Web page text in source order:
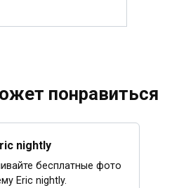
понравиться
nightly
бесплатные фото
Eric nightly.